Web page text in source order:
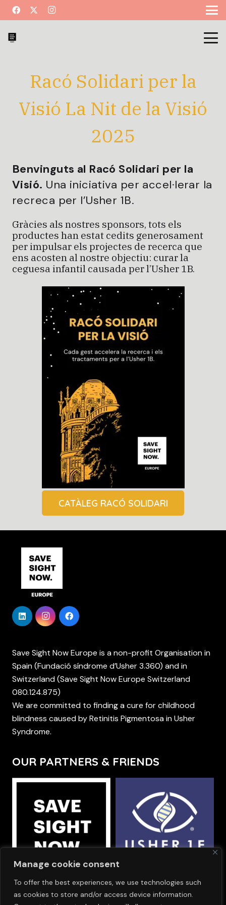
Manage cookie consent
To offer the best experiences, we use technologies such
as cookies to store and/or access device information.
Racó Solidari per la
Visió La Nit de la Visió
2025
Benvinguts al Racó Solidari per la
Visió. Una iniciativa per accel·lerar la
recreca per l’Usher 1B.
Gràcies als nostres sponsors, tots els
productes han estat cedits generosament
per impulsar els projectes de recerca que
ens acosten al nostre objectiu: curar la
ceguesa infantil causada per l’Usher 1B.
CATÀLEG RACÓ SOLIDARI
Save Sight Now Europe is a non-profit Organisation in
Spain (Fundació síndrome d’Usher 3.360) and in
Switzerland (Save Sight Now Europe Switzerland
080.124.875)
We are committed to finding a cure for childhood
blindness caused by Retinitis Pigmentosa in Usher
Syndrome.
OUR PARTNERS & FRIENDS
OUR SPONSORS